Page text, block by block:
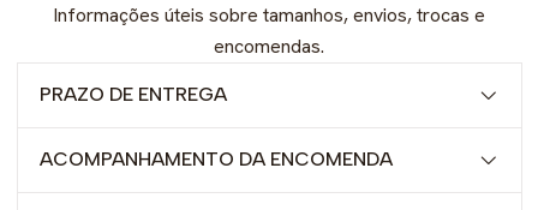
Informações úteis sobre tamanhos, envios, trocas e
encomendas.
PRAZO DE ENTREGA
ACOMPANHAMENTO DA ENCOMENDA